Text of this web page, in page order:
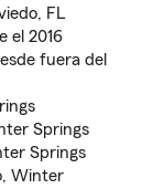
FL
el 2016
fuera del
Springs
Springs
Winter